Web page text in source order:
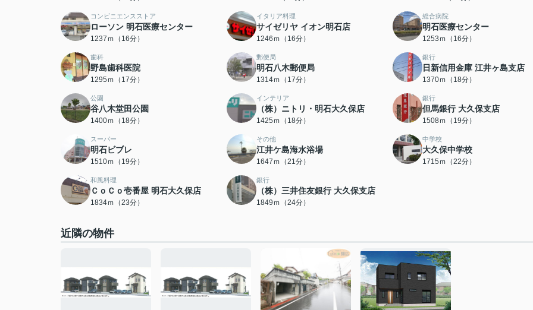
コンビニエンスストア
ローソン 明石医療センター
1237ｍ（16分）
イタリア料理
サイゼリヤ イオン明石店
1246ｍ（16分）
総合病院
明石医療センター
1253ｍ（16分）
歯科
野島歯科医院
1295ｍ（17分）
郵便局
明石八木郵便局
1314ｍ（17分）
銀行
日新信用金庫 江井ヶ島支店
1370ｍ（18分）
公園
谷八木堂田公園
1400ｍ（18分）
インテリア
（株）ニトリ・明石大久保店
1425ｍ（18分）
銀行
但馬銀行 大久保支店
1508ｍ（19分）
スーパー
明石ビブレ
1510ｍ（19分）
その他
江井ケ島海水浴場
1647ｍ（21分）
中学校
大久保中学校
1715ｍ（22分）
和風料理
ＣｏＣｏ壱番屋 明石大久保店
1834ｍ（23分）
銀行
（株）三井住友銀行 大久保支店
1849ｍ（24分）
近隣の物件